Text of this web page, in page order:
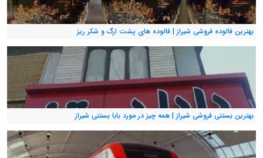
بهترین فالوده فروشی شیراز | فالوده های پشت ارگ و شکر ریز
بهترین بستنی فروشی شیراز | همه چیز در مورد بابا بستنی شیراز